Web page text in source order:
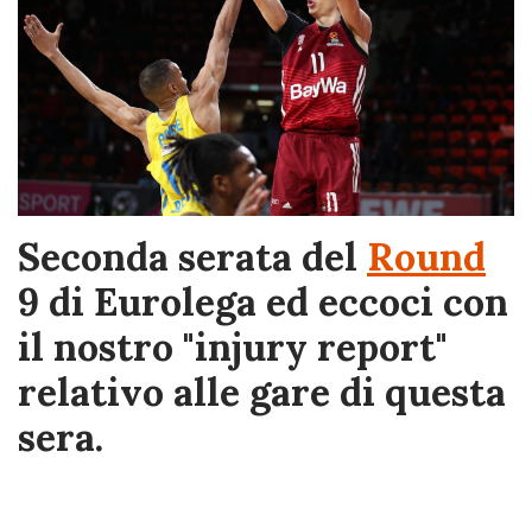
Seconda serata del Round
9 di Eurolega ed eccoci con
il nostro "injury report"
relativo alle gare di questa
sera.